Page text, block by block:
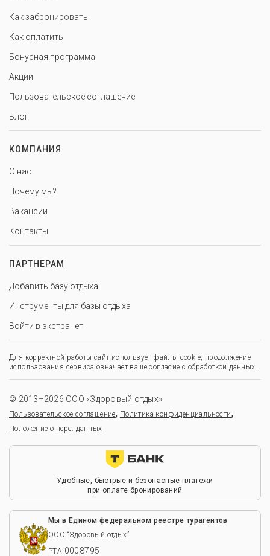
Как забронировать
Как оплатить
Бонусная программа
Акции
Пользовательское соглашение
Блог
КОМПАНИЯ
О нас
Почему мы?
Вакансии
Контакты
ПАРТНЕРАМ
Добавить базу отдыха
Инструменты для базы отдыха
Войти в экстранет
Для корректной работы сайт использует файлы cookie, продолжение
использования сервиса означает ваше согласие с обработкой данных.
© 2013–2026 ООО «Здоровый отдых»
Пользовательское соглашение, Политика конфиденциальности,
Положение о перс. данных
Удобные, быстрые и безопасные платежи
при оплате бронирований
Мы в Едином федеральном реестре турагентов
ООО “Здоровый отдых”
РТА 0008795